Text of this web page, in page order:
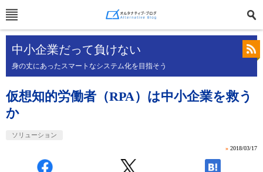
中小企業だって負けない
身の丈にあったスマートなシステム化を目指そう
仮想知的労働者（RPA）は中小企業を救う
か
ソリューション
» 2018/03/17